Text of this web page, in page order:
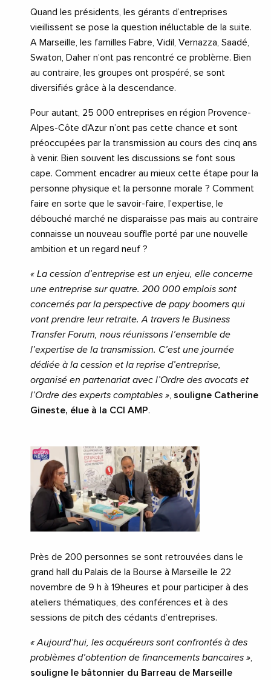
Quand les présidents, les gérants d’entreprises
vieillissent se pose la question inéluctable de la suite.
A Marseille, les familles Fabre, Vidil, Vernazza, Saadé,
Swaton, Daher n’ont pas rencontré ce problème. Bien
au contraire, les groupes ont prospéré, se sont
diversifiés grâce à la descendance.
Pour autant, 25 000 entreprises en région Provence-
Alpes-Côte d’Azur n’ont pas cette chance et sont
préoccupées par la transmission au cours des cinq ans
à venir. Bien souvent les discussions se font sous
cape. Comment encadrer au mieux cette étape pour la
personne physique et la personne morale ? Comment
faire en sorte que le savoir-faire, l’expertise, le
débouché marché ne disparaisse pas mais au contraire
connaisse un nouveau souffle porté par une nouvelle
ambition et un regard neuf ?
« La cession d’entreprise est un enjeu, elle concerne
une entreprise sur quatre. 200 000 emplois sont
concernés par la perspective de papy boomers qui
vont prendre leur retraite. A travers le Business
Transfer Forum, nous réunissons l’ensemble de
l’expertise de la transmission. C’est une journée
dédiée à la cession et la reprise d’entreprise,
organisé en partenariat avec l’Ordre des avocats et
l’Ordre des experts comptables », souligne Catherine
Gineste, élue à la CCI AMP.
Près de 200 personnes se sont retrouvées dans le
grand hall du Palais de la Bourse à Marseille le 22
novembre de 9 h à 19heures et pour participer à des
ateliers thématiques, des conférences et à des
sessions de pitch des cédants d’entreprises.
« Aujourd’hui, les acquéreurs sont confrontés à des
problèmes d’obtention de financements bancaires »,
souligne le bâtonnier du Barreau de Marseille